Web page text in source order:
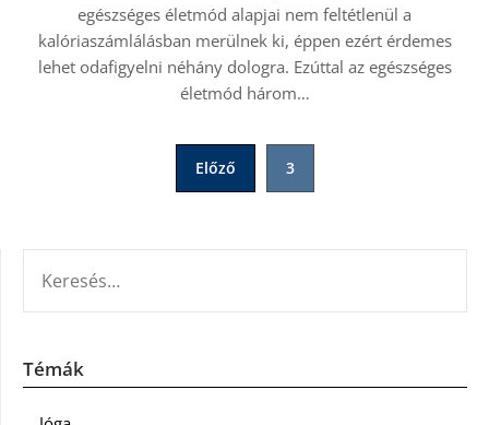
egészséges életmód alapjai nem feltétlenül a
kalóriaszámlálásban merülnek ki, éppen ezért érdemes
lehet odafigyelni néhány dologra. Ezúttal az egészséges
életmód három…
Előző 3
Témák